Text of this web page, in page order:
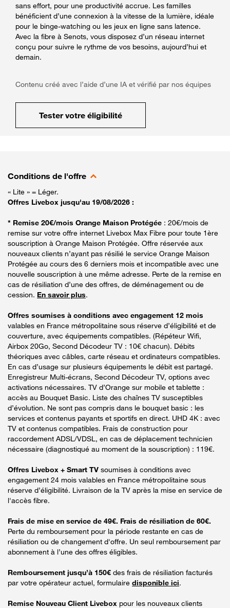
sans effort, pour une productivité accrue. Les familles
bénéficient d’une connexion à la vitesse de la lumière, idéale
pour le binge-watching ou les jeux en ligne sans latence.
Avec la fibre à Senots, vous disposez d’un réseau internet
conçu pour suivre le rythme de vos besoins, aujourd’hui et
demain.
Contenu créé avec l’aide d’une IA et vérifié par nos équipes
Tester votre éligibilité
Conditions de l'offre
« Lite » = Léger.
Offres Livebox jusqu'au 19/08/2026 :
* Remise 20€/mois Orange Maison Protégée : 20€/mois de
remise sur votre offre internet Livebox Max Fibre pour toute 1ère
souscription à Orange Maison Protégée. Offre réservée aux
nouveaux clients n’ayant pas résilié le service Orange Maison
Protégée au cours des 6 derniers mois et incompatible avec une
nouvelle souscription à une même adresse. Perte de la remise en
cas de résiliation d’une des offres, de déménagement ou de
cession. En savoir plus.
Offres soumises à conditions avec engagement 12 mois
valables en France métropolitaine sous réserve d’éligibilité et de
couverture, avec équipements compatibles. (Répéteur Wifi,
Airbox 20Go, Second Décodeur TV : 10€ chacun). Débits
théoriques avec câbles, carte réseau et ordinateurs compatibles.
En cas d’usage sur plusieurs équipements le débit est partagé.
Enregistreur Multi-écrans, Second Décodeur TV, options avec
activations nécessaires. TV d’Orange sur mobile et tablette :
accès au Bouquet Basic. Liste des chaînes TV susceptibles
d’évolution. Ne sont pas compris dans le bouquet basic : les
services et contenus payants et sportifs en direct. UHD 4K : avec
TV et contenus compatibles. Frais de construction pour
raccordement ADSL/VDSL, en cas de déplacement technicien
nécessaire (diagnostiqué au moment de la souscription) : 119€.
Offres Livebox + Smart TV soumises à conditions avec
engagement 24 mois valables en France métropolitaine sous
réserve d’éligibilité. Livraison de la TV après la mise en service de
l'accès fibre.
Frais de mise en service de 49€. Frais de résiliation de 60€.
Perte du remboursement pour la période restante en cas de
résiliation ou de changement d'offre. Un seul remboursement par
abonnement à l’une des offres éligibles.
Remboursement jusqu’à 150€ des frais de résiliation facturés
par votre opérateur actuel, formulaire disponible ici.
Remise Nouveau Client Livebox pour les nouveaux clients